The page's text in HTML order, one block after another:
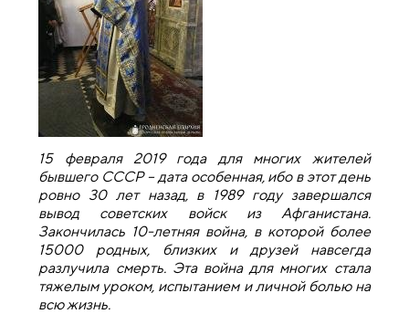
15 февраля 2019 года для многих жителей
бывшего СССР – дата особенная, ибо в этот день
ровно 30 лет назад, в 1989 году завершался
вывод советских войск из Афганистана.
Закончилась 10-летняя война, в которой более
15000 родных, близких и друзей навсегда
разлучила смерть. Эта война для многих стала
тяжелым уроком, испытанием и личной болью на
всю жизнь.